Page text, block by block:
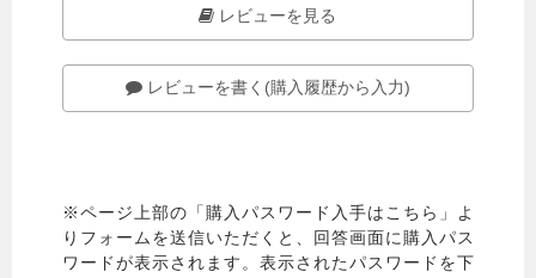
レビューを見る
レビューを書く(購入履歴から入力)